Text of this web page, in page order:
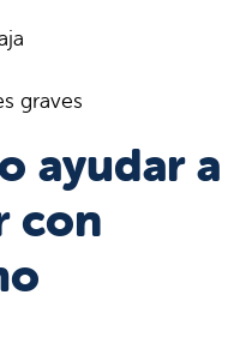
graves
ayudar a
con